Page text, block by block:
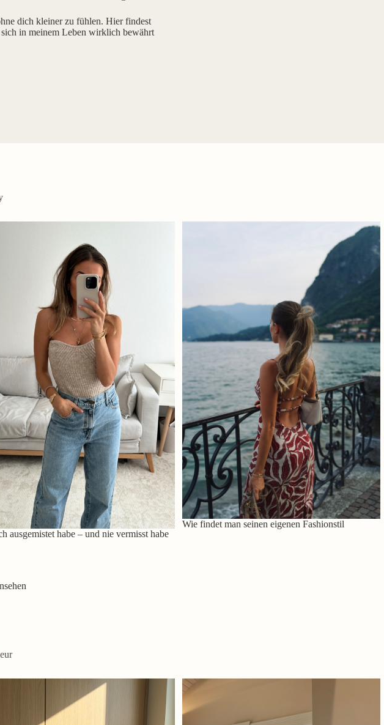
dich kleiner zu fühlen. Hier findest
in meinem Leben wirklich bewährt
ausgemistet habe – und nie vermisst habe
Wie findet man seinen eigenen Fashionstil